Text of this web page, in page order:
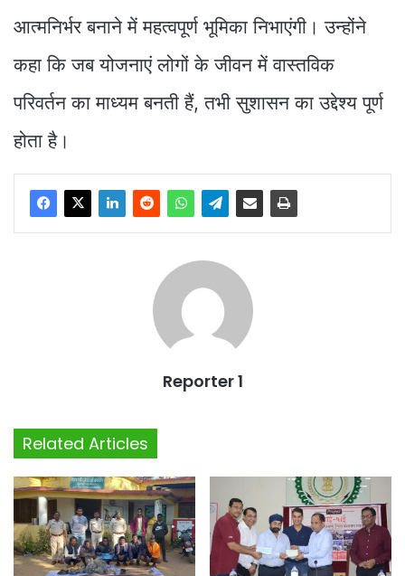
आत्मनिर्भर बनाने में महत्वपूर्ण भूमिका निभाएंगी। उन्होंने
कहा कि जब योजनाएं लोगों के जीवन में वास्तविक
परिवर्तन का माध्यम बनती हैं, तभी सुशासन का उद्देश्य पूर्ण
होता है।
Reporter 1
Related Articles